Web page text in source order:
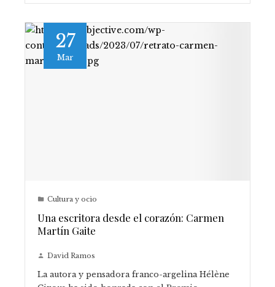
27
Mar
Cultura y ocio
Una escritora desde el corazón: Carmen
Martín Gaite
David Ramos
La autora y pensadora franco-argelina Hélène